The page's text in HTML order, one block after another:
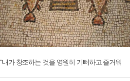
"내가 창조하는 것을 영원히 기뻐하고 즐거워